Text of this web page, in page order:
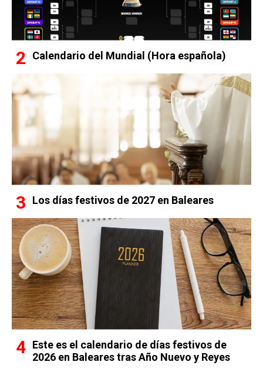
Calendario del Mundial (Hora española)
Los días festivos de 2027 en Baleares
Este es el calendario de días festivos de
2026 en Baleares tras Año Nuevo y Reyes